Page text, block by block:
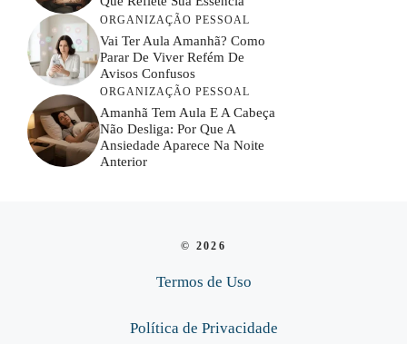
ORGANIZAÇÃO PESSOAL
Vai Ter Aula Amanhã? Como
Parar De Viver Refém De
Avisos Confusos
ORGANIZAÇÃO PESSOAL
Amanhã Tem Aula E A Cabeça
Não Desliga: Por Que A
Ansiedade Aparece Na Noite
Anterior
© 2026
Termos de Uso
Política de Privacidade